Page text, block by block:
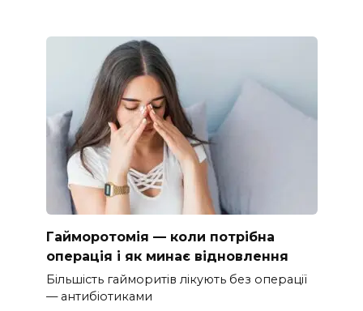
Гайморотомія — коли потрібна
операція і як минає відновлення
Більшість гайморитів лікують без операції
— антибіотиками